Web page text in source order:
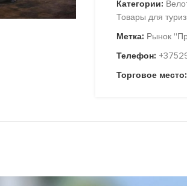
Категории:
Товары для
Метка: Рынок
Телефон:
Торговое место: